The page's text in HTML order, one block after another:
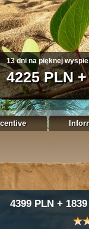
Kraj kwitnących wiśni i
4820 PLN
4399 PLN +